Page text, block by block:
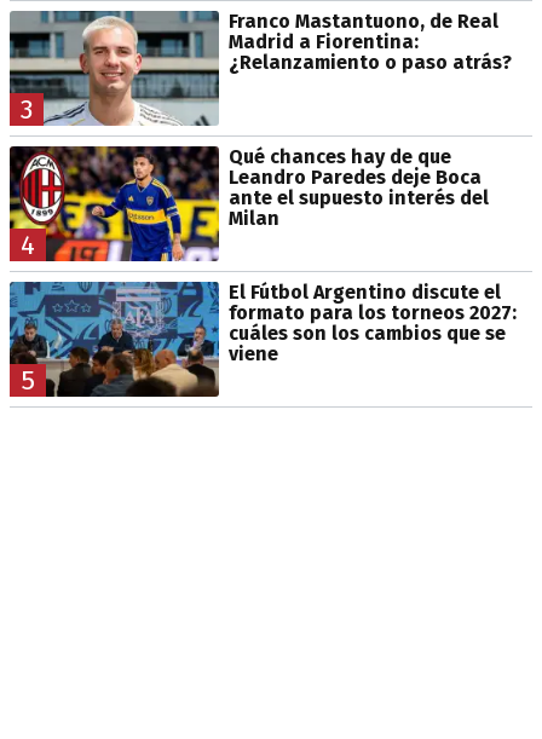
3
Franco Mastantuono, de Real
Madrid a Fiorentina:
¿Relanzamiento o paso atrás?
4
Qué chances hay de que
Leandro Paredes deje Boca
ante el supuesto interés del
Milan
5
El Fútbol Argentino discute el
formato para los torneos 2027:
cuáles son los cambios que se
viene